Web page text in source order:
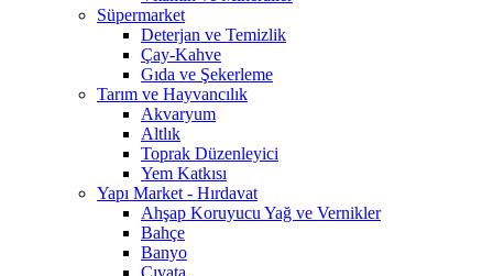
Süpermarket
Deterjan ve Temizlik
Çay-Kahve
Gıda ve Şekerleme
Tarım ve Hayvancılık
Akvaryum
Altlık
Toprak Düzenleyici
Yem Katkısı
Yapı Market - Hırdavat
Ahşap Koruyucu Yağ ve Vernikler
Bahçe
Banyo
Cıvata